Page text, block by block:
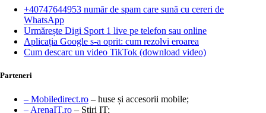
+40747644953 număr de spam care sună cu cereri de
WhatsApp
Urmărește Digi Sport 1 live pe telefon sau online
Aplicația Google s-a oprit: cum rezolvi eroarea
Cum descarc un video TikTok (download video)
Parteneri
– Mobiledirect.ro – huse și accesorii mobile;
– ArenaIT.ro – Știri IT;